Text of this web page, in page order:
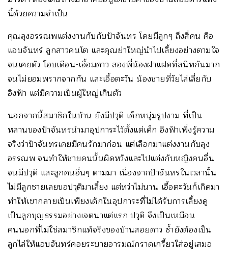
นี้ด้วยความจำเป็น
คุณลุงอรรณพแต่งงานกับกับป้าจันทร โดยมีลูกๆ ถึงสี่คน คือ
แอบจันทร์ ลูกสาวคนโต และคุณย่าใหญ่นำไปเลี้ยงอย่างตามใจ
จนเคยตัว โอบเดือน-เอื้อมดาว สองพี่น้องฝาแฝดที่สนิทกันมาก
จนไม่ยอมพรากจากกัน และเอื้อตะวัน น้องชายที่วัยไล่เลี่ยกับ
อิงฟ้า แต่มีความเป็นผู้ใหญ่เกินตัว
นอกจากนี้สมาชิกในบ้าน ยังมีปวุติ เด็กหนุ่มรูปงาม ที่เป็น
หลานของป้าจันทรนำมาอุปการะไว้ตั้งแต่เด็ก อิงฟ้าเพิ่งรู้ความ
จริงว่าป้าจันทรเคยมีคนรักมาก่อน แต่เลือกมาแต่งงานกับลุง
อรรณพ จนทำให้ชายคนนั้นผิดหวังและไปแต่งกับหญิงคนอื่น
จนมีปวุติ และลูกคนอื่นๆ ตามมา เนื่องจากป้าจันทรในเวลานั้น
ไม่มีลูกชายเลยขอปวุติมาเลี้ยง แต่ทว่าไม่นาน เอื้อตะวันก็เกิดมา
ทำให้เขากลายเป็นเพียงเด็กในอุปการะที่ไม่ได้รับการเลี้ยงดู
เป็นลูกบุญธรรมอย่างเจตนาแต่แรก ปวุติ จึงเป็นเหมือน
คนนอกที่ไม่ใช่สมาชิกแท้จริงของบ้านสอยดาว ซ้ำยังต้องเป็น
ลูกไล่ให้แอบจันทร์คอยระบายอารมณ์กราดเกรี้ยวใส่อยู่เสมอ